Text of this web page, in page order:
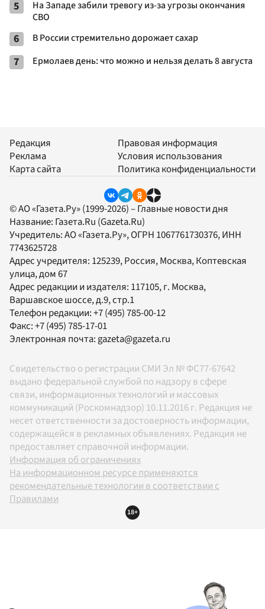
5
На Западе забили тревогу из-за угрозы окончания
СВО
6 В России стремительно дорожает сахар
7 Ермолаев день: что можно и нельзя делать 8 августа
Редакция
Реклама
Карта сайта
Правовая информация
Условия использования
Политика конфиденциальности
© АО «Газета.Ру» (1999-2026) – Главные новости дня
Название: Газета.Ru (Gazeta.Ru)
Учредитель:АО «Газета.Ру», ОГРН 1067761730376, ИНН
7743625728
Адрес учредителя: 125239, Россия, Москва, Коптевская
улица, дом 67
Адрес редакции и издателя: 117105, г. Москва,
Варшавское шоссе, д.9, стр.1
Телефон редакции:+7 (495) 785-00-12
Факс:+7 (495) 785-17-01
Электронная почта: gazeta@gazeta.ru
Свидетельство о регистрации СМИ Эл № ФС77-67642
выдано федеральной службой по надзору в сфере
связи, информационных технологий и массовых
коммуникаций (Роскомнадзор) 10.11.2016 г. Редакция не
несет ответственности за достоверность информации,
содержащейся в рекламных объявлениях. Редакция не
предоставляет справочной информации.
Информация об ограничениях
На информационном ресурсе применяются
рекомендательные технологии в соответствии с
Правилами
18+